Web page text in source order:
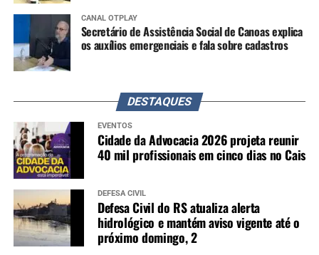
CANAL OTPLAY
Secretário de Assistência Social de Canoas explica
os auxílios emergenciais e fala sobre cadastros
DESTAQUES
EVENTOS
Cidade da Advocacia 2026 projeta reunir
40 mil profissionais em cinco dias no Cais
DEFESA CIVIL
Defesa Civil do RS atualiza alerta
hidrológico e mantém aviso vigente até o
próximo domingo, 2